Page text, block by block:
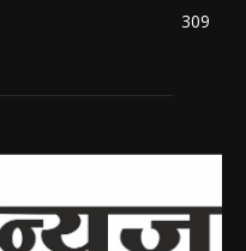
309